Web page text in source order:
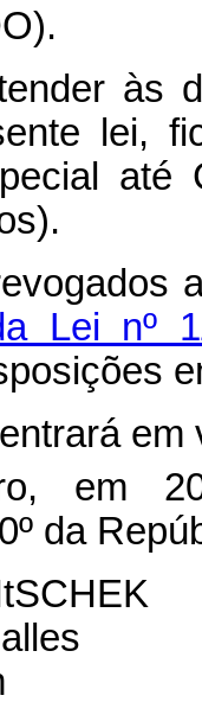
às
lei,
até
Lei nº
em
da